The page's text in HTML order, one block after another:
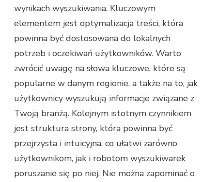
wynikach wyszukiwania. Kluczowym
elementem jest optymalizacja treści, która
powinna być dostosowana do lokalnych
potrzeb i oczekiwań użytkowników. Warto
zwrócić uwagę na słowa kluczowe, które są
popularne w danym regionie, a także na to, jak
użytkownicy wyszukują informacje związane z
Twoją branżą. Kolejnym istotnym czynnikiem
jest struktura strony, która powinna być
przejrzysta i intuicyjna, co ułatwi zarówno
użytkownikom, jak i robotom wyszukiwarek
poruszanie się po niej. Nie można zapominać o